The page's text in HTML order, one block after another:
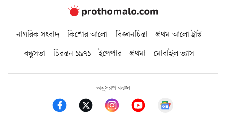
নাগরিক সংবাদ কিশোর আলো বিজ্ঞানচিন্তা
প্রথম আলো ট্রাস্ট
বন্ধুসভা
চিরন্তন ১৯৭১ ইপেপার প্রথমা মোবাইল ভ্যাস
অনুসরণ করুন